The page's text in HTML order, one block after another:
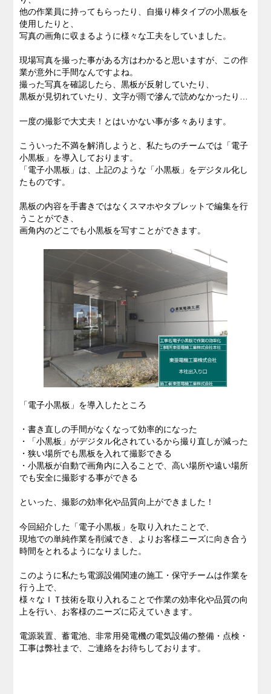
他の作業員に持ってもらったり、自撮り棒タイプの小黒板を
使用したりと、
写真の画角に収まるように様々な工夫をしていました。
現場写真を撮った事がある方はわかると思いますが、この作
業が意外に手間なんですよね。
撮った写真を確認したら、黒板が反射していたり、
黒板が見切れていたり、文字が雨で滲んで読めなかったり…
一度の撮影で大丈夫！とはいかない事が多々あります。
こういった不満を解消しようと、私たちのチームでは「電子
小黒板」を導入しております。
「電子小黒板」は、上記のような「小黒板」をデジタル化し
たものです。
黒板の内容を手書きではなくスマホやタブレットで編集を行
うことができ、
画角内のどこでも小黒板を写すことができます。
「電子小黒板」を導入したところ
・書き直しの手間がなくなって効率的になった
・「小黒板」がデジタル化されているから撮り直しが減った
・狭い場所でも黒板を入れて撮影できる
・小黒板が自動で画角内に入ることで、高い場所や遠い場所
でも安全に撮影する事ができる
といった、撮影の効率化や品質向上ができました！
今回紹介した「電子小黒板」を取り入れたことで、
現地での単純作業を削減でき、よりお客様ニーズに向き合う
時間をとれるようになりました。
このように私たち電源設備関連の施工・保守チームは作業を
行う上で、
様々なＩＴ技術を取り入れることで作業の効率化や品質の向
上を行い、お客様のニーズに応えていきます。
電源装置、蓄電池、非常用発電機の電気設備の整備・点検・
工事は弊社まで、ご連絡をお待ちしております。